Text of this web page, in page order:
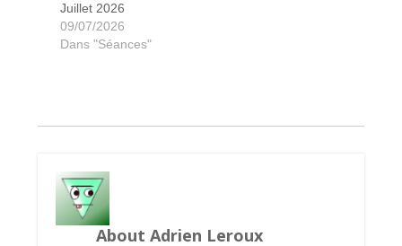
Foundations of Rome
Mlem Space Agency
Juillet 2026
09/07/2026
Dans "Séances"
About Adrien Leroux